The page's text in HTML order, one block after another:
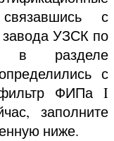
с
УЗСК по
в разделе
с
ФИПа I
заполните
ниже.